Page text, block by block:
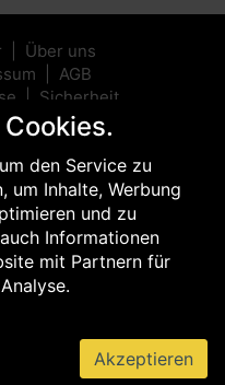
den Service zu
um Inhalte, Werbung
und zu
Informationen
mit Partnern für
Akzeptieren
Über uns
AGB
Sicherheit